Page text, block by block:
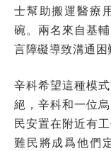
士幫助搬運醫療
碗。兩名來自基
言障礙導致溝通困
辛科希望這種模
絕，辛科和一位
民安置在附近有
難民將成爲他們